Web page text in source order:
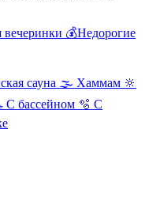
вечеринки 💰Недорогие
сауна 🌫️ Хаммам 🔆
С бассейном 🫧 С